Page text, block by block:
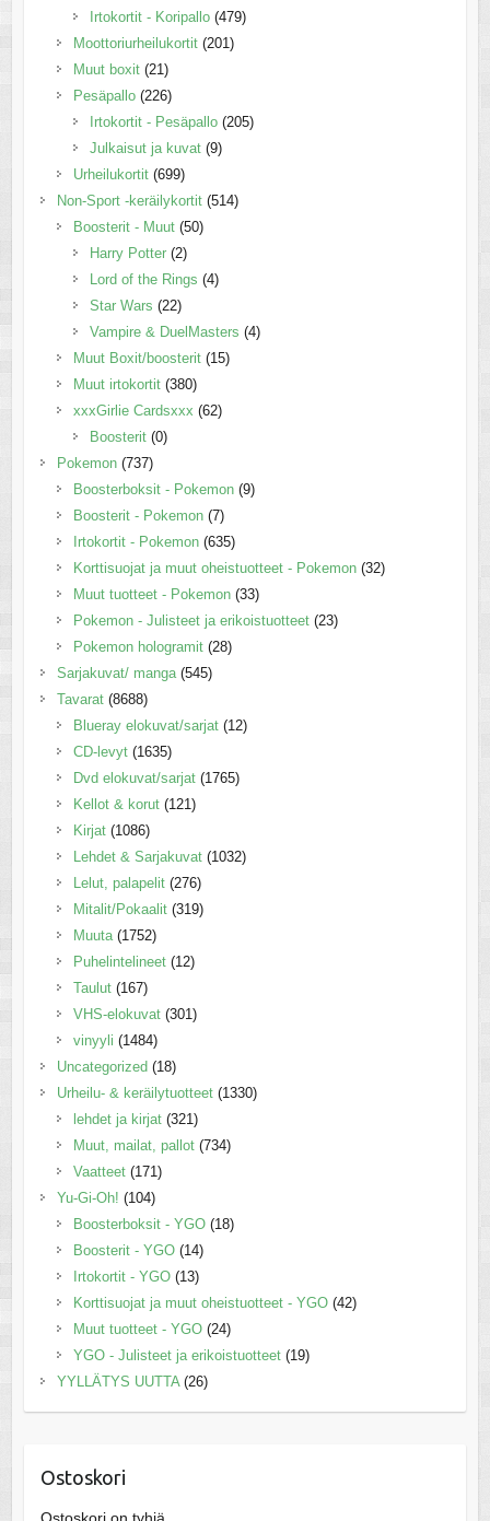
Irtokortit - Koripallo (479)
Moottoriurheilukortit (201)
Muut boxit (21)
Pesäpallo (226)
Irtokortit - Pesäpallo (205)
Julkaisut ja kuvat (9)
Urheilukortit (699)
Non-Sport -keräilykortit (514)
Boosterit - Muut (50)
Harry Potter (2)
Lord of the Rings (4)
Star Wars (22)
Vampire & DuelMasters (4)
Muut Boxit/boosterit (15)
Muut irtokortit (380)
xxxGirlie Cardsxxx (62)
Boosterit (0)
Pokemon (737)
Boosterboksit - Pokemon (9)
Boosterit - Pokemon (7)
Irtokortit - Pokemon (635)
Korttisuojat ja muut oheistuotteet - Pokemon (32)
Muut tuotteet - Pokemon (33)
Pokemon - Julisteet ja erikoistuotteet (23)
Pokemon hologramit (28)
Sarjakuvat/ manga (545)
Tavarat (8688)
Blueray elokuvat/sarjat (12)
CD-levyt (1635)
Dvd elokuvat/sarjat (1765)
Kellot & korut (121)
Kirjat (1086)
Lehdet & Sarjakuvat (1032)
Lelut, palapelit (276)
Mitalit/Pokaalit (319)
Muuta (1752)
Puhelintelineet (12)
Taulut (167)
VHS-elokuvat (301)
vinyyli (1484)
Uncategorized (18)
Urheilu- & keräilytuotteet (1330)
lehdet ja kirjat (321)
Muut, mailat, pallot (734)
Vaatteet (171)
Yu-Gi-Oh! (104)
Boosterboksit - YGO (18)
Boosterit - YGO (14)
Irtokortit - YGO (13)
Korttisuojat ja muut oheistuotteet - YGO (42)
Muut tuotteet - YGO (24)
YGO - Julisteet ja erikoistuotteet (19)
YYLLÄTYS UUTTA (26)
Ostoskori
Ostoskori on tyhjä.